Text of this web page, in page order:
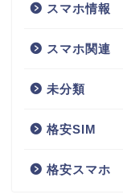
スマホ情報
スマホ関連
未分類
格安SIM
格安スマホ